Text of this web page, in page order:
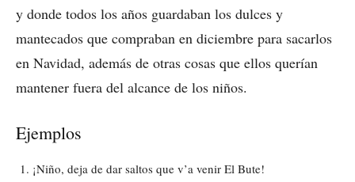
y donde todos los años guardaban los dulces y
mantecados que compraban en diciembre para sacarlos
en Navidad, además de otras cosas que ellos querían
mantener fuera del alcance de los niños.
Ejemplos
¡Niño, deja de dar saltos que v’a venir El Bute!